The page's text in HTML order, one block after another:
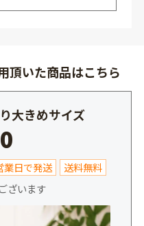
頂いた商品はこちら
大きめサイズ
業日で発送
送料無料
ざいます